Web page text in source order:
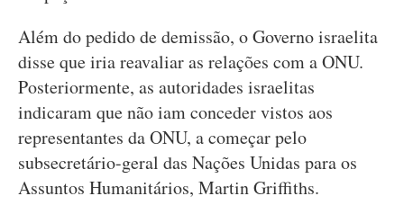
Além do pedido de demissão, o Governo israelita
disse que iria reavaliar as relações com a ONU.
Posteriormente, as autoridades israelitas
indicaram que não iam conceder vistos aos
representantes da ONU, a começar pelo
subsecretário-geral das Nações Unidas para os
Assuntos Humanitários, Martin Griffiths.